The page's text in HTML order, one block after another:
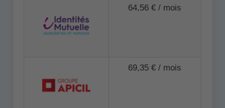
64,56 € / mois
69,35 € / mois